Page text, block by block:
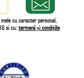
cu caracter personal,
si cu: termenii și condițiile